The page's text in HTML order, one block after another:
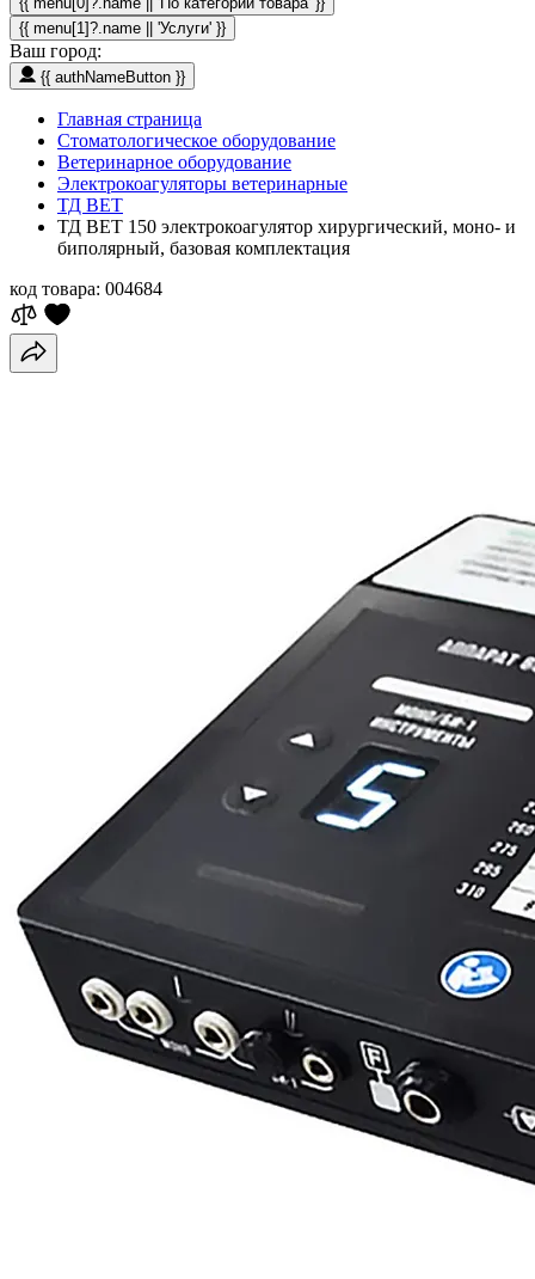
{{ menu[1]?.name || 'Услуги' }}
Ваш город:
{{ authNameButton }}
Главная страница
Стоматологическое оборудование
Ветеринарное оборудование
Электрокоагуляторы ветеринарные
ТД ВЕТ
ТД ВЕТ 150 электрокоагулятор хирургический, моно- и
биполярный, базовая комплектация
код товара: 004684